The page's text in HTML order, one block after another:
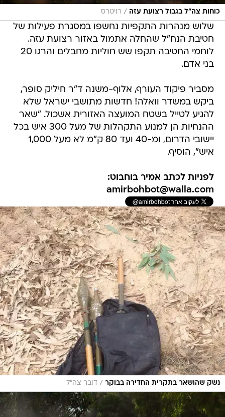
כוחות צה"ל בגבול רצועת עזה / רויטרס
שלוש מנהרות התקפיות נחשפו במסגרת פעילות של
חטיבת הנח"ל שהחלה אתמול באזור רצועת עזה.
לוחמי החטיבה תקפו שש חוליות מחבלים והרגו 20
בני אדם.
מסביר פיקוד העורף, אלוף-משנה ד"ר חיליק סופר,
ביקש במשדר וואלה! חדשות מתושבי ישראל שלא
להגיע לטייל בשטח המועצה האזורית אשכול. "שאר
ההנחיות הן למנוע התקהלות של מעל 300 איש בכל
יישובי הדרום, ומ-40 ועד 80 ק"מ לא מעל 1,000
איש", הוסיף.
לפניות לכתב אמיר בוחבוט:
amirbohbot@walla.com
נשק שהושאר בתקרית החדירה בבוקר / דובר צה"ל